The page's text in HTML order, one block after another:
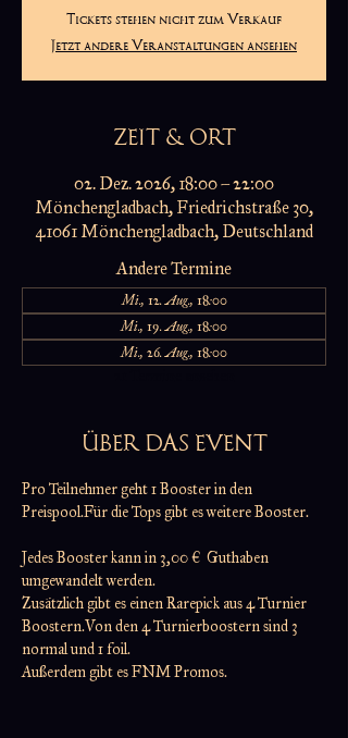
Tickets stehen nicht zum Verkauf
Jetzt andere Veranstaltungen ansehen
ZEIT & ORT
02. Dez. 2026, 18:00 – 22:00
Mönchengladbach, Friedrichstraße 30,
41061 Mönchengladbach, Deutschland
Andere Termine
Mi., 12. Aug., 18:00
Mi., 19. Aug., 18:00
Mi., 26. Aug., 18:00
ÜBER DAS EVENT
Pro Teilnehmer geht 1 Booster in den
Preispool.Für die Tops gibt es weitere Booster.
Jedes Booster kann in 3,00 €  Guthaben
umgewandelt werden.
Zusätzlich gibt es einen Rarepick aus 4 Turnier
Boostern.Von den 4 Turnierboostern sind 3
normal und 1 foil.
Außerdem gibt es FNM Promos.